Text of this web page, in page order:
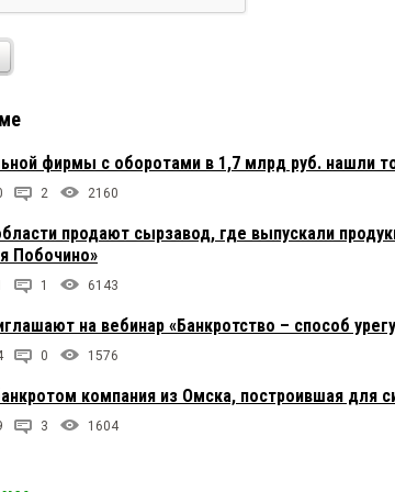
фирмы с оборотами в 1,7 млрд руб. нашли
2 2160
продают сырзавод, где выпускали
Побочино»
1 6143
на вебинар «Банкротство – способ
0 1576
компания из Омска, построившая для
3 1604